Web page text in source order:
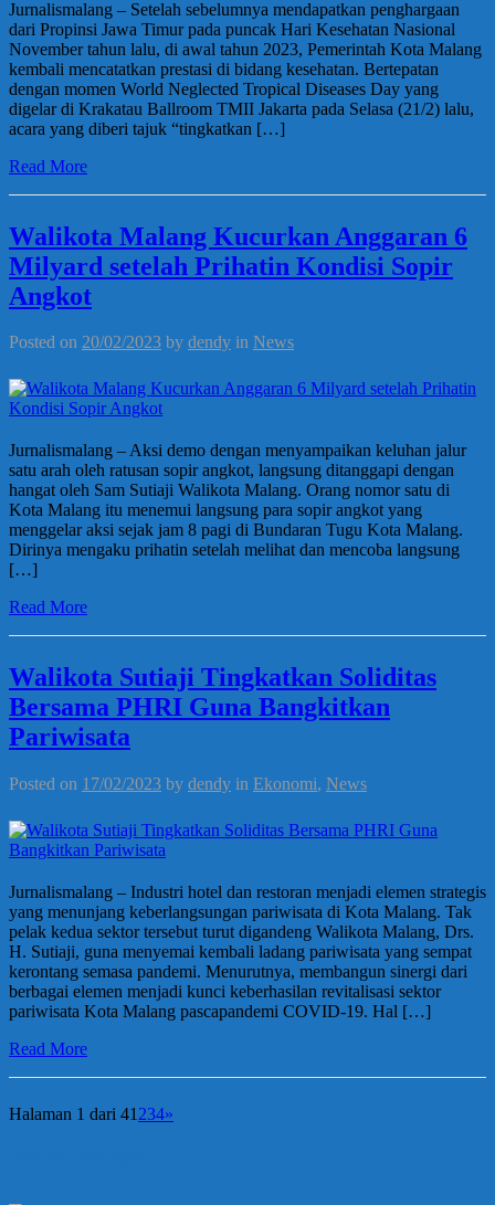
Jurnalismalang – Setelah sebelumnya mendapatkan penghargaan
dari Propinsi Jawa Timur pada puncak Hari Kesehatan Nasional
November tahun lalu, di awal tahun 2023, Pemerintah Kota Malang
kembali mencatatkan prestasi di bidang kesehatan. Bertepatan
dengan momen World Neglected Tropical Diseases Day yang
digelar di Krakatau Ballroom TMII Jakarta pada Selasa (21/2) lalu,
acara yang diberi tajuk “tingkatkan […]
Read More
Walikota Malang Kucurkan Anggaran 6
Milyard setelah Prihatin Kondisi Sopir
Angkot
Posted on 20/02/2023 by dendy in News
Jurnalismalang – Aksi demo dengan menyampaikan keluhan jalur
satu arah oleh ratusan sopir angkot, langsung ditanggapi dengan
hangat oleh Sam Sutiaji Walikota Malang. Orang nomor satu di
Kota Malang itu menemui langsung para sopir angkot yang
menggelar aksi sejak jam 8 pagi di Bundaran Tugu Kota Malang.
Dirinya mengaku prihatin setelah melihat dan mencoba langsung
[…]
Read More
Walikota Sutiaji Tingkatkan Soliditas
Bersama PHRI Guna Bangkitkan
Pariwisata
Posted on 17/02/2023 by dendy in Ekonomi, News
Jurnalismalang – Industri hotel dan restoran menjadi elemen strategis
yang menunjang keberlangsungan pariwisata di Kota Malang. Tak
pelak kedua sektor tersebut turut digandeng Walikota Malang, Drs.
H. Sutiaji, guna menyemai kembali ladang pariwisata yang sempat
kerontang semasa pandemi. Menurutnya, membangun sinergi dari
berbagai elemen menjadi kunci keberhasilan revitalisasi sektor
pariwisata Kota Malang pascapandemi COVID-19. Hal […]
Read More
Halaman 1 dari 41 234»